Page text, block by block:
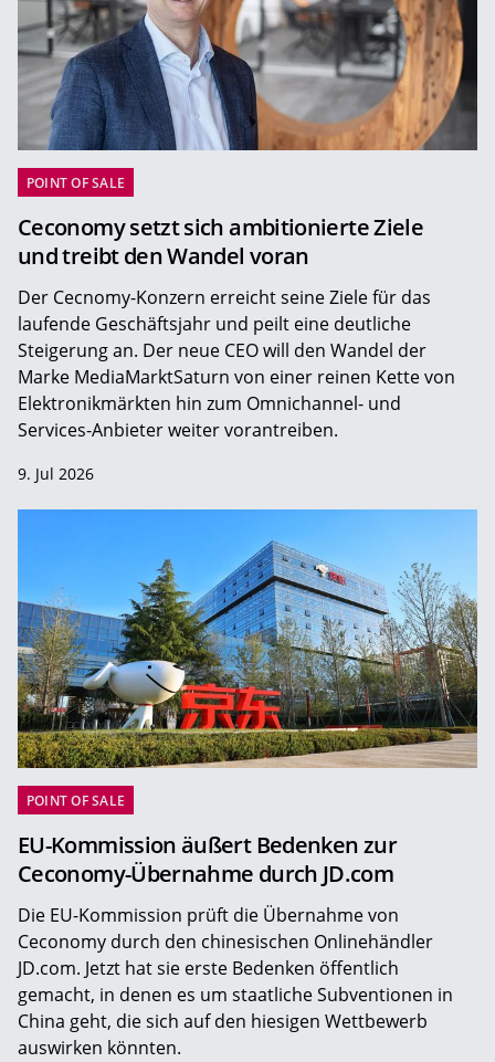
POINT OF SALE
Ceconomy setzt sich ambitionierte Ziele
und treibt den Wandel voran
Der Cecnomy-Konzern erreicht seine Ziele für das
laufende Geschäftsjahr und peilt eine deutliche
Steigerung an. Der neue CEO will den Wandel der
Marke MediaMarktSaturn von einer reinen Kette von
Elektronikmärkten hin zum Omnichannel- und
Services-Anbieter weiter vorantreiben.
9. Jul 2026
POINT OF SALE
EU-Kommission äußert Bedenken zur
Ceconomy-Übernahme durch JD.com
Die EU-Kommission prüft die Übernahme von
Ceconomy durch den chinesischen Onlinehändler
JD.com. Jetzt hat sie erste Bedenken öffentlich
gemacht, in denen es um staatliche Subventionen in
China geht, die sich auf den hiesigen Wettbewerb
auswirken könnten.